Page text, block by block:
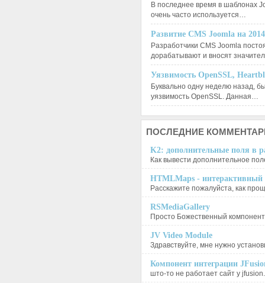
В последнее время в шаблонах
очень часто используется…
Развитие CMS Joomla на
Разработчики CMS Joomla
дорабатывают и вносят
Уязвимость OpenSSL,
Буквально одну неделю назад,
уязвимость OpenSSL. Данная…
ПОСЛЕДНИЕ
K2: дополнительные поля в
Как вывести дополнительное
HTMLMaps - интерактивный
Расскажите пожалуйста, как
RSMediaGallery
Просто Божественный
JV Video Module
Здравствуйте, мне нужно
Компонент интеграции
што-то не работает сайт у